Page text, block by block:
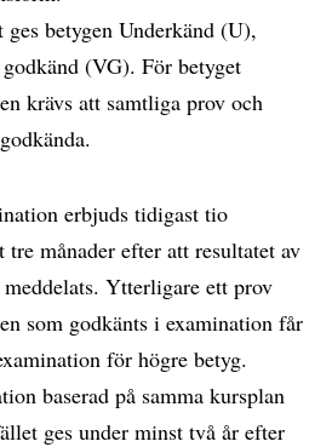
betygen Underkänd (U),
(VG). För betyget
krävs att samtliga prov och
erbjuds tidigast tio
tre månader efter att resultatet av
Ytterligare ett prov
som godkänts i examination får
för högre betyg.
baserad på samma kursplan
ges under minst två år efter